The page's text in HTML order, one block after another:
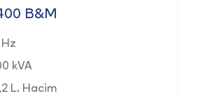
B&M
kVA
L. Hacim